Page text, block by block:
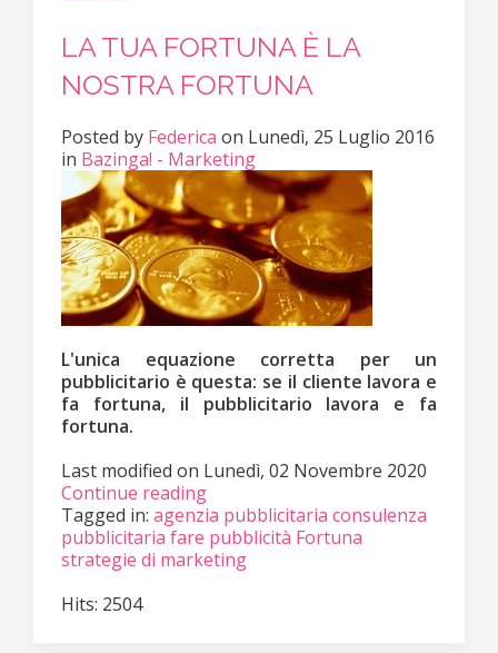
LA TUA FORTUNA È LA
NOSTRA FORTUNA
Posted by Federica on Lunedì, 25 Luglio 2016
in Bazinga! - Marketing
L'unica equazione corretta per un
pubblicitario è questa: se il cliente lavora e
fa fortuna, il pubblicitario lavora e fa
fortuna.
Last modified on Lunedì, 02 Novembre 2020
Continue reading
Tagged in: agenzia pubblicitaria consulenza
pubblicitaria fare pubblicità Fortuna
strategie di marketing
Hits: 2504